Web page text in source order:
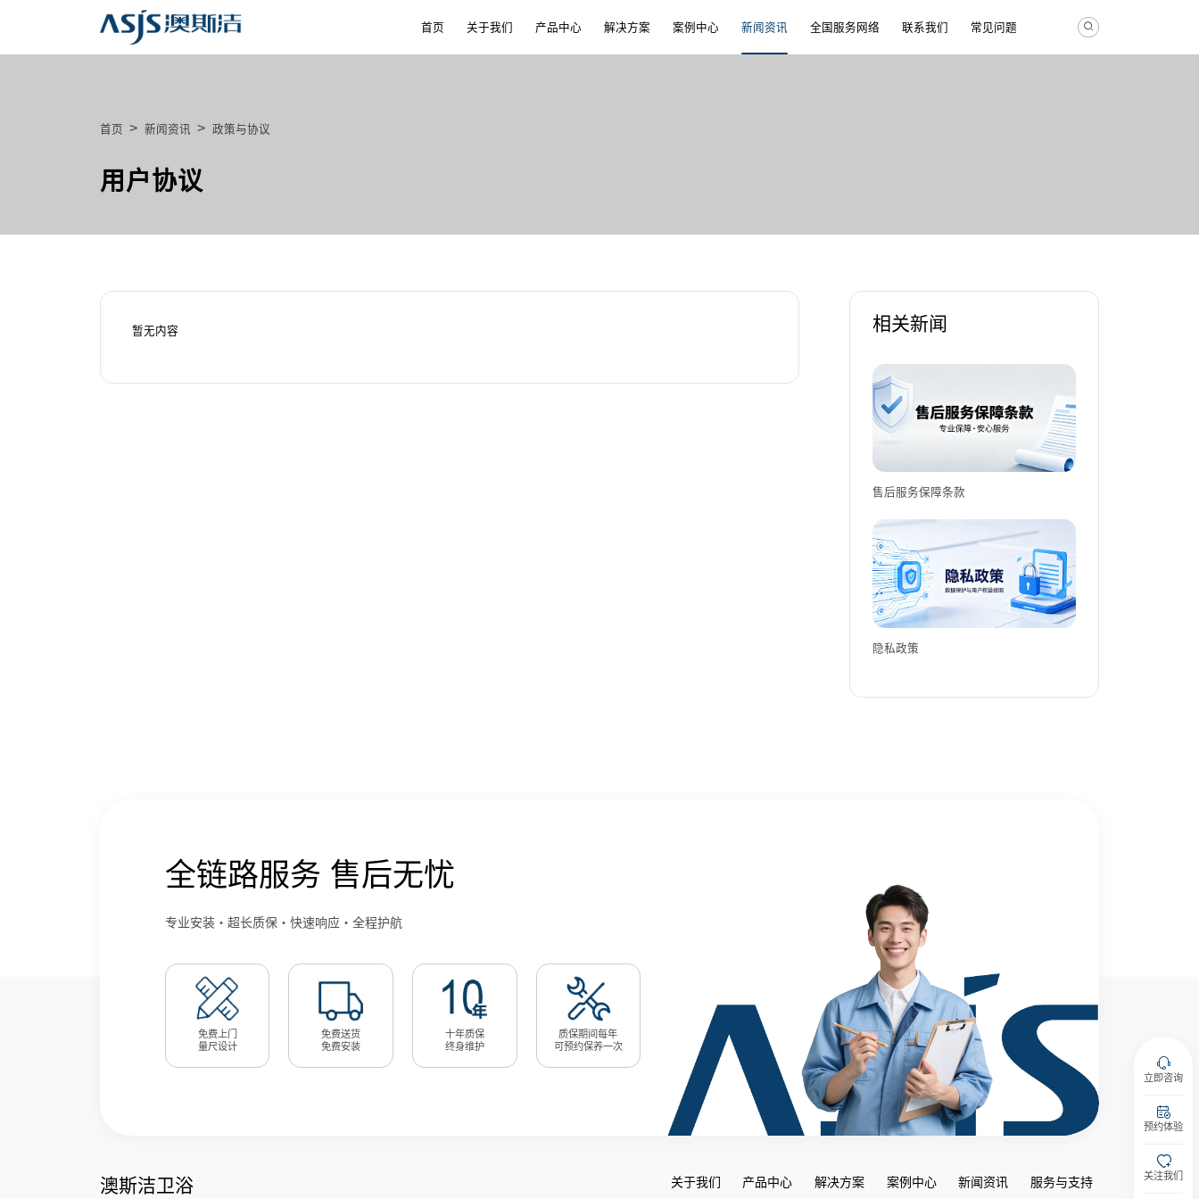
首页 关于我们 产品中心 解决方案 案例中心 新闻资讯 全国服务网络 联系我们 常见问题
首页 > 新闻资讯 > 政策与协议
用户协议
暂无内容 相关新闻
售后服务保障条款
隐私政策
全链路服务 售后无忧
专业安装・超长质保・快速响应・全程护航
免费上门
量尺设计
免费送货
免费安装
十年质保
终身维护
质保期间每年
可预约保养一次
澳斯洁卫浴 关于我们 产品中心 解决方案 案例中心 新闻资讯 服务与支持
立即咨询
预约体验
关注我们